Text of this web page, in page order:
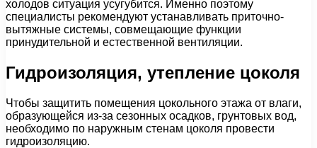
холодов ситуация усугубится. Именно поэтому
специалисты рекомендуют устанавливать приточно-
вытяжные системы, совмещающие функции
принудительной и естественной вентиляции.
Гидроизоляция, утепление цоколя
Чтобы защитить помещения цокольного этажа от влаги,
образующейся из-за сезонных осадков, грунтовых вод,
необходимо по наружным стенам цоколя провести
гидроизоляцию.